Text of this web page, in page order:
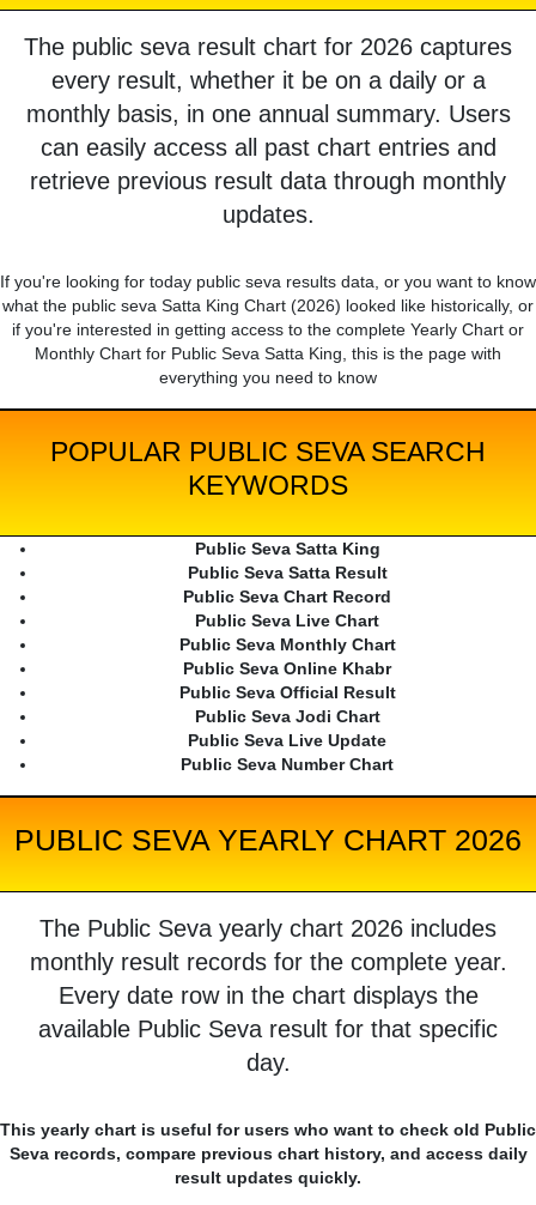
The public seva result chart for 2026 captures
every result, whether it be on a daily or a
monthly basis, in one annual summary. Users
can easily access all past chart entries and
retrieve previous result data through monthly
updates.
If you're looking for today public seva results data, or you want to know
what the public seva Satta King Chart (2026) looked like historically, or
if you're interested in getting access to the complete Yearly Chart or
Monthly Chart for Public Seva Satta King, this is the page with
everything you need to know
POPULAR PUBLIC SEVA SEARCH
KEYWORDS
Public Seva Satta King
Public Seva Satta Result
Public Seva Chart Record
Public Seva Live Chart
Public Seva Monthly Chart
Public Seva Online Khabr
Public Seva Official Result
Public Seva Jodi Chart
Public Seva Live Update
Public Seva Number Chart
PUBLIC SEVA YEARLY CHART 2026
The Public Seva yearly chart 2026 includes
monthly result records for the complete year.
Every date row in the chart displays the
available Public Seva result for that specific
day.
This yearly chart is useful for users who want to check old Public
Seva records, compare previous chart history, and access daily
result updates quickly.